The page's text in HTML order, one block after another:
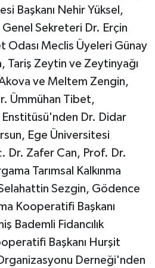
Başkanı Nehir Yüksel,
Genel Sekreteri Dr. Erçin
Odası Meclis Üyeleri Günay
Tariş Zeytin ve Zeytinyağı
ve Meltem Zengin,
Ümmühan Tibet,
Dr. Didar
Ege Üniversitesi
Dr. Zafer Can, Prof. Dr.
Tarımsal Kalkınma
Sezgin, Gödence
Kooperatifi Başkanı
Bademli Fidancılık
Başkanı Hurşit
Derneği'nden